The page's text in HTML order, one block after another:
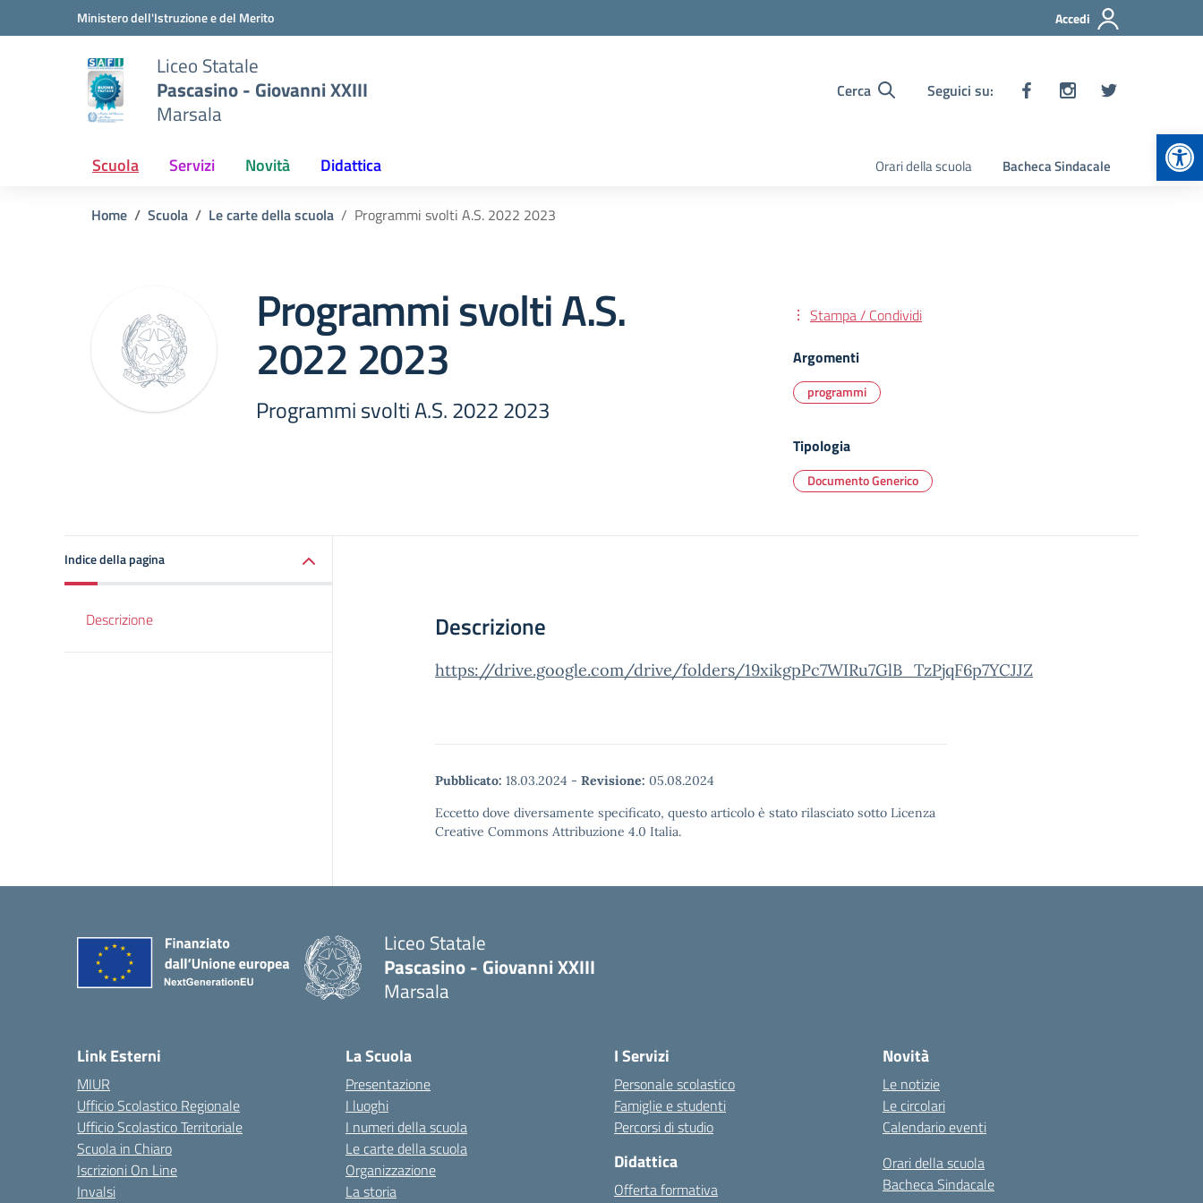
Vai ai contenuti
Vai al menu di navigazioneMinistero dell'Istruzione e del Merito Accedi
Liceo Statale
Pascasino - Giovanni XXIII
Marsala
Cerca Seguici su:
Scuola Servizi Novità Didattica Orari della scuola Bacheca Sindacale
Home Scuola Le carte della scuola Programmi svolti A.S. 2022 2023
Programmi svolti A.S.
2022 2023
Programmi svolti A.S. 2022 2023
Stampa / Condividi
Argomenti
programmi
Tipologia
Documento Generico
Indice della pagina
Descrizione Descrizione
https://drive.google.com/drive/folders/19xikgpPc7WIRu7GlB_TzPjqF6p7YCJJZ
Pubblicato: 18.03.2024 - Revisione: 05.08.2024
Eccetto dove diversamente specificato, questo articolo è stato rilasciato sotto Licenza
Creative Commons Attribuzione 4.0 Italia.
Liceo Statale
Pascasino - Giovanni XXIII
Marsala
Link Esterni
MIUR
Ufficio Scolastico Regionale
Ufficio Scolastico Territoriale
Scuola in Chiaro
Iscrizioni On Line
Invalsi
La Scuola
Presentazione
I luoghi
I numeri della scuola
Le carte della scuola
Organizzazione
La storia
I Servizi
Personale scolastico
Famiglie e studenti
Percorsi di studio
Didattica
Offerta formativa
Novità
Le notizie
Le circolari
Calendario eventi
Orari della scuola
Bacheca Sindacale